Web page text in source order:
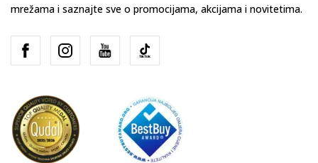
mrežama i saznajte sve o promocijama, akcijama i novitetima.